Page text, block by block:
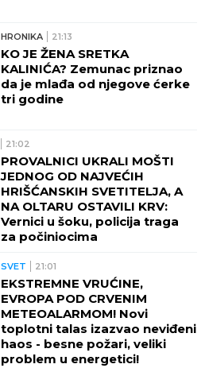
HRONIKA 21:13
KO JE ŽENA SRETKA
KALINIĆA? Zemunac priznao
da je mlađa od njegove ćerke
tri godine
21:02
PROVALNICI UKRALI MOŠTI
JEDNOG OD NAJVEĆIH
HRIŠĆANSKIH SVETITELJA, A
NA OLTARU OSTAVILI KRV:
Vernici u šoku, policija traga
za počiniocima
SVET 21:01
EKSTREMNE VRUĆINE,
EVROPA POD CRVENIM
METEOALARMOM! Novi
toplotni talas izazvao neviđeni
haos - besne požari, veliki
problem u energetici!